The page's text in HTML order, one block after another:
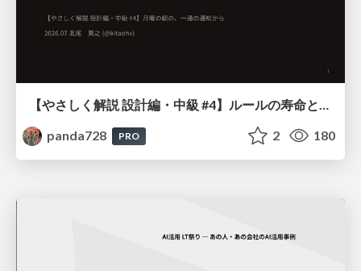
【やさしく解説 設計編・中級 #4】ルールの寿命と、システムの年輪
panda728
PRO 2 180